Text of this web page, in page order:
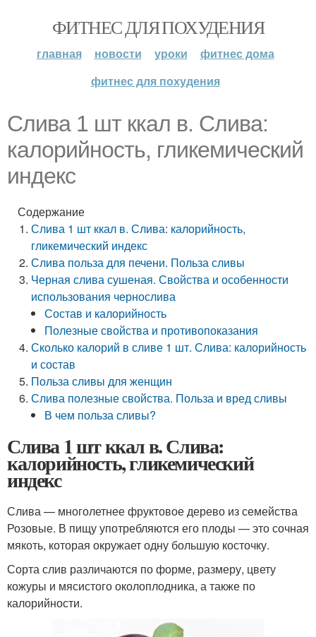
ФИТНЕС ДЛЯ ПОХУДЕНИЯ
главная новости уроки
фитнес дома
фитнес для похудения
Слива 1 шт ккал в. Слива:
калорийность, гликемический
индекс
Содержание
Слива 1 шт ккал в. Слива: калорийность,
гликемический индекс
Слива польза для печени. Польза сливы
Черная слива сушеная. Свойства и особенности
использования чернослива
Состав и калорийность
Полезные свойства и противопоказания
Сколько калорий в сливе 1 шт. Слива: калорийность
и состав
Польза сливы для женщин
Слива полезные свойства. Польза и вред сливы
В чем польза сливы?
Слива 1 шт ккал в. Слива:
калорийность, гликемический
индекс
Слива — многолетнее фруктовое дерево из семейства
Розовые. В пищу употребляются его плоды — это сочная
мякоть, которая окружает одну большую косточку.
Сорта слив различаются по форме, размеру, цвету
кожуры и мясистого околоплодника, а также по
калорийности.